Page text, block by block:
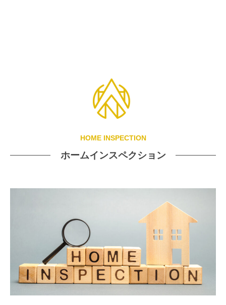
HOME INSPECTION
ホームインスペクション